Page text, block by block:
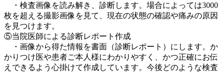
・検査画像を読み解き、診断します。場合によっては3000
枚を超える撮影画像を見て、現在の状態の確認や痛みの原因
を見つけます。
⑤当院医師による診断レポート作成
・画像から得た情報を書面（診断レポート）にします。か
かりつけ医や患者ご本人様にわかりやすく、かつ正確にお伝
えできるよう心掛けて作成しています。今後どのような検査